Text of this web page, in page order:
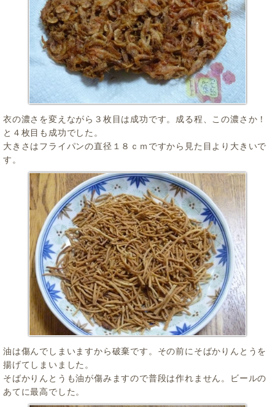
衣の濃さを変えながら３枚目は成功です。成る程、この濃さか！
と４枚目も成功でした。
大きさはフライパンの直径１８ｃｍですから見た目より大きいで
す。
油は傷んでしまいますから破棄です。その前にそばかりんとうを
揚げてしまいました。
そばかりんとうも油が傷みますので普段は作れません。ビールの
あてに最高でした。